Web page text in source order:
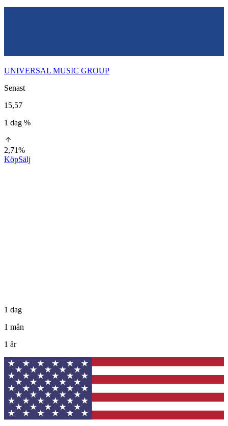
UNIVERSAL MUSIC GROUP
Senast
15,57
1 dag %
2,71%
KöpSälj
1 dag
1 mån
1 år